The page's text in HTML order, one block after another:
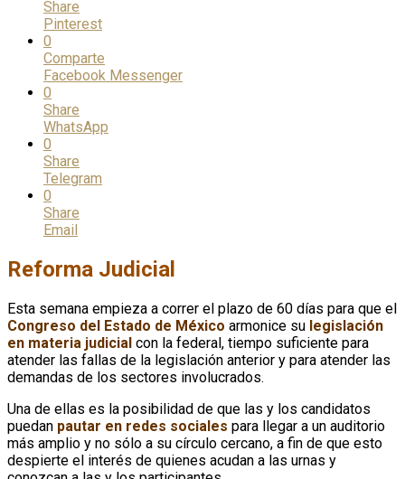
Share
Pinterest
0
Comparte
Facebook Messenger
0
Share
WhatsApp
0
Share
Telegram
0
Share
Email
Reforma Judicial
Esta semana empieza a correr el plazo de 60 días para que el
Congreso del Estado de México armonice su legislación
en materia judicial con la federal, tiempo suficiente para
atender las fallas de la legislación anterior y para atender las
demandas de los sectores involucrados.
Una de ellas es la posibilidad de que las y los candidatos
puedan pautar en redes sociales para llegar a un auditorio
más amplio y no sólo a su círculo cercano, a fin de que esto
despierte el interés de quienes acudan a las urnas y